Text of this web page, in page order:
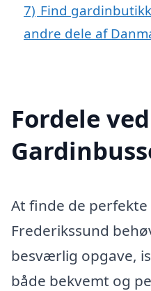
7) Find
andre dele af
Fordele ved
At finde de
Frederikssund
besværlig opgave,
både bekvemt og